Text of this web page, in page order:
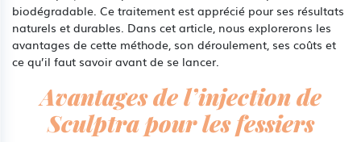
biodégradable. Ce traitement est apprécié pour ses résultats
naturels et durables. Dans cet article, nous explorerons les
avantages de cette méthode, son déroulement, ses coûts et
ce qu’il faut savoir avant de se lancer.
Avantages de l’injection de
Sculptra pour les fessiers